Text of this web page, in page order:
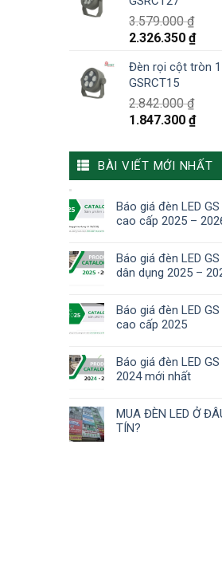
3.579.000₫
2.326.350 ₫
Đèn rọi cột tròn
GSRCT15
2.842.000₫
1.847.300 ₫
BÀI VIẾT MỚI NHẤT
Báo giá đèn LED
cao cấp 2025 –
Báo giá đèn LED
dân dụng 2025 –
Báo giá đèn LED
cao cấp 2025
Báo giá đèn LED
2024 mới nhất
MUA ĐÈN LED Ở
TÍN?